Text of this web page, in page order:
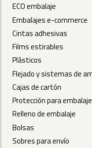
ECO embalaje
Embalajes e-commerce
Cintas adhesivas
Films estirables
Plásticos
Flejado y sistemas de
Cajas de cartón
Protección para embalaje
Relleno de embalaje
Bolsas
Sobres para envío